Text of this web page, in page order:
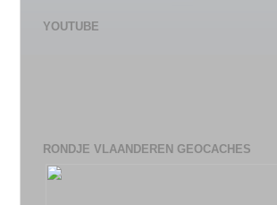
YOUTUBE
RONDJE VLAANDEREN GEOCACHES